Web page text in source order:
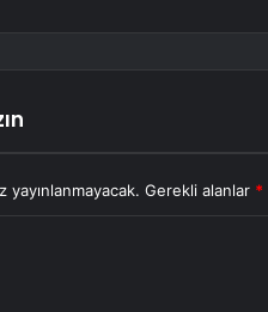
yayınlanmayacak. Gerekli alanlar *